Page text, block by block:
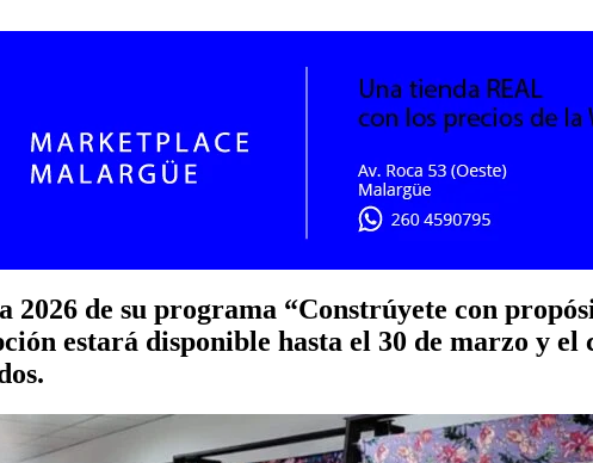
de su programa “Constrúyete con
estará disponible hasta el 30 de marzo y